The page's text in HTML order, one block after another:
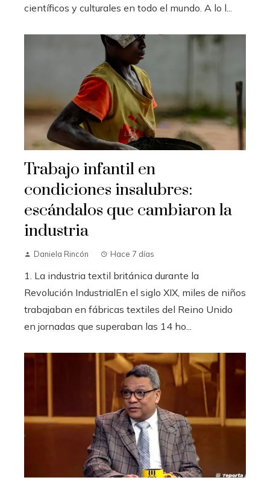
científicos y culturales en todo el mundo. A lo l...
Trabajo infantil en
condiciones insalubres:
escándalos que cambiaron la
industria
Daniela Rincón Hace 7 días
1. La industria textil británica durante la
Revolución IndustrialEn el siglo XIX, miles de niños
trabajaban en fábricas textiles del Reino Unido
en jornadas que superaban las 14 ho...